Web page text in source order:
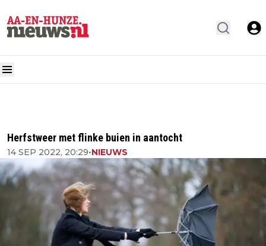
Herfstweer met flinke buien in aantocht
14 SEP 2022, 20:29•NIEUWS